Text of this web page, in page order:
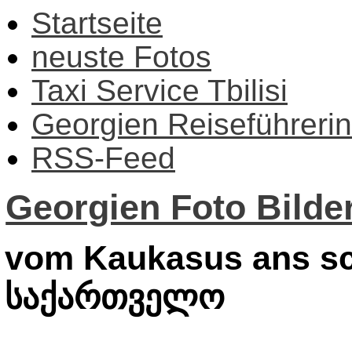
Startseite
neuste Fotos
Taxi Service Tbilisi
Georgien Reiseführerin
RSS-Feed
Georgien Foto
vom Kaukasus ans
საქართველო